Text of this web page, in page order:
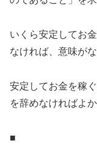
いくら安定してお
なければ、意味が
安定してお金を稼
を辞めなければよ
■